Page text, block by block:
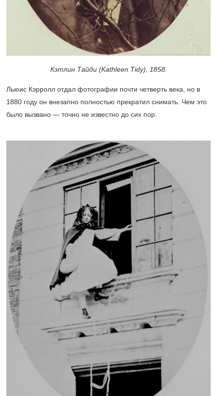
Кэтлин Тайди (Kathleen Tidy), 1858.
Льюис Кэрролл отдал фотографии почти четверть века, но в
1880 году он внезапно полностью прекратил снимать. Чем это
было вызвано — точно не известно до сих пор.